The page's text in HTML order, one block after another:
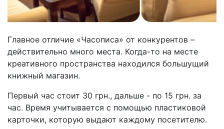
Главное отличие «Часописа» от конкурентов –
действительно много места. Когда-то на месте
креативного пространства находился большущий
книжный магазин.
Первый час стоит 30 грн., дальше - по 15 грн. за
час. Время учитывается с помощью пластиковой
карточки, которую выдают каждому посетителю.